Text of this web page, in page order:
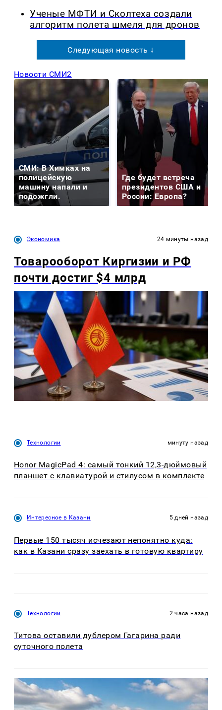
Ученые МФТИ и Сколтеха создали
алгоритм полета шмеля для дронов
Следующая новость ↓
Новости СМИ2
СМИ: В Химках на
полицейскую
машину напали и
подожгли.
Где будет встреча
президентов США и
России: Европа?
Экономика 24 минуты назад
Товарооборот Киргизии и РФ
почти достиг $4 млрд
Технологии минуту назад
Honor MagicPad 4: самый тонкий 12,3-дюймовый
планшет с клавиатурой и стилусом в комплекте
Интересное в Казани 5 дней назад
Первые 150 тысяч исчезают непонятно куда:
как в Казани сразу заехать в готовую квартиру
Технологии 2 часа назад
Титова оставили дублером Гагарина ради
суточного полета